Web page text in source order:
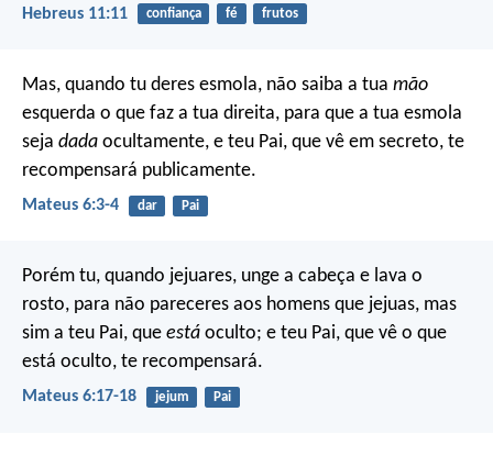
Hebreus 11:11 confiança fé frutos
Mas, quando tu deres esmola, não saiba a tua mão
esquerda o que faz a tua direita, para que a tua esmola
seja dada ocultamente, e teu Pai, que vê em secreto, te
recompensará publicamente.
Mateus 6:3-4 dar Pai
Porém tu, quando jejuares, unge a cabeça e lava o
rosto, para não pareceres aos homens que jejuas, mas
sim a teu Pai, que está oculto; e teu Pai, que vê o que
está oculto, te recompensará.
Mateus 6:17-18 jejum Pai